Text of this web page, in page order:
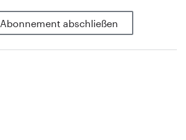
Abonnement abschließen